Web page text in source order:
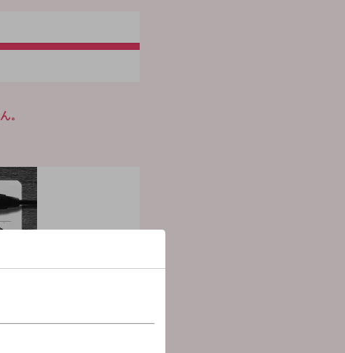
。